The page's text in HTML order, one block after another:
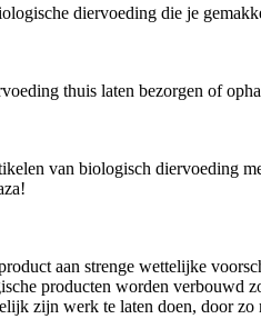
diervoeding die je
thuis laten bezorgen of
van biologisch diervoeding
aan strenge wettelijke
producten worden verbouwd
zijn werk te laten doen, door